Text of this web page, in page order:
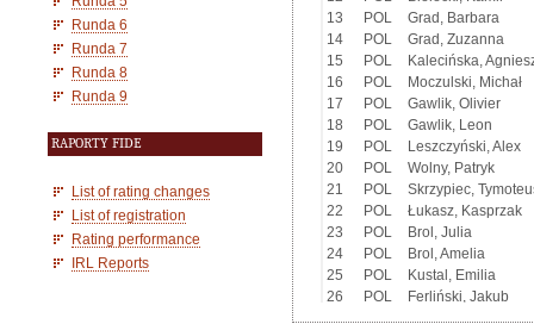
Runda 6
Runda 7
Runda 8
Runda 9
RAPORTY FIDE
List of rating changes
List of registration
Rating performance
IRL Reports